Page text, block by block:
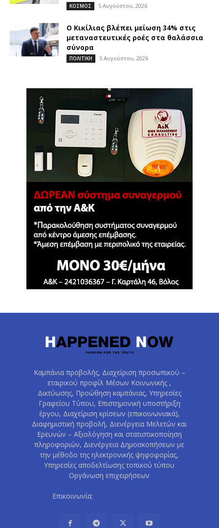
ΚΟΣΜΟΣ 5 Αυγούστου, 2026
O Κικίλιας βλέπει μείωση 34% στις
μεταναστευτικές ροές στα θαλάσσια
σύνορα
ΠΟΛΙΤΙΚΗ 5 Αυγούστου, 2026
Καμπάνια προβολής, Διαχείριση προσωπικού –
εταιρικού προφίλ Μέσων Κοινωνικής ,
Δικτύωσης, Προώθηση καμπάνιας, Υπηρεσίες
Γραφείου Τύπου, Επιστημονική υποστήριξη
έργου, Διαχείριση κρίσεων (επικοινωνιακά),
Διαφημιστική προβολή, Διενέργεια Μελετών και
Ερευνών – Αξιολόγηση και στατιστικοποίηση
πληροφοριών, Διενέργεια Δημοσκοπήσεων με
την μέθοδο της ηλεκτρονικής ψηφοφορίας,
Υπηρεσίες αποδελτίωσης τοπικού τύπου
Οργάνωση επιχειρήσεων
Επικοινωνία: